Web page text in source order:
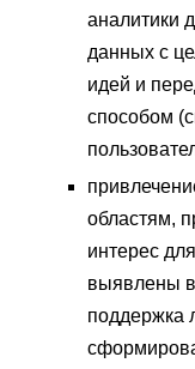
аналитики
данных с
идей и
способом
областям,
интерес
выявлены в
поддержка